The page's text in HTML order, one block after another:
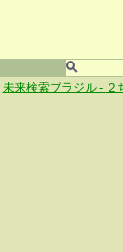
未来検索ブラジル - ２